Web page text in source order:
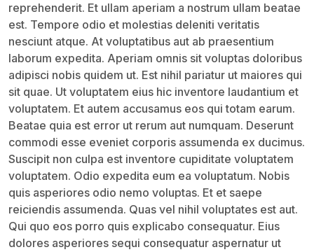
reprehenderit. Et ullam aperiam a nostrum ullam beatae
est. Tempore odio et molestias deleniti veritatis
nesciunt atque. At voluptatibus aut ab praesentium
laborum expedita. Aperiam omnis sit voluptas doloribus
adipisci nobis quidem ut. Est nihil pariatur ut maiores qui
sit quae. Ut voluptatem eius hic inventore laudantium et
voluptatem. Et autem accusamus eos qui totam earum.
Beatae quia est error ut rerum aut numquam. Deserunt
commodi esse eveniet corporis assumenda ex ducimus.
Suscipit non culpa est inventore cupiditate voluptatem
voluptatem. Odio expedita eum ea voluptatum. Nobis
quis asperiores odio nemo voluptas. Et et saepe
reiciendis assumenda. Quas vel nihil voluptates est aut.
Qui quo eos porro quis explicabo consequatur. Eius
dolores asperiores sequi consequatur aspernatur ut